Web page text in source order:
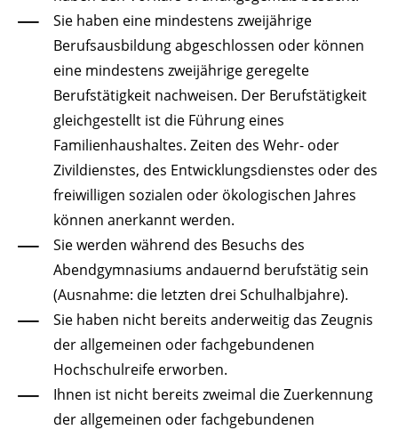
Sie haben eine mindestens zweijährige
Berufsausbildung abgeschlossen oder können
eine mindestens zweijährige geregelte
Berufstätigkeit nachweisen. Der Berufstätigkeit
gleichgestellt ist die Führung eines
Familienhaushaltes. Zeiten des Wehr- oder
Zivildienstes, des Entwicklungsdienstes oder des
freiwilligen sozialen oder ökologischen Jahres
können anerkannt werden.
Sie werden während des Besuchs des
Abendgymnasiums andauernd berufstätig sein
(Ausnahme: die letzten drei Schulhalbjahre).
Sie haben nicht bereits anderweitig das Zeugnis
der allgemeinen oder fachgebundenen
Hochschulreife erworben.
Ihnen ist nicht bereits zweimal die Zuerkennung
der allgemeinen oder fachgebundenen